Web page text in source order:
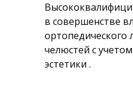
в совершенстве
ортопедического
челюстей с
эстетики .